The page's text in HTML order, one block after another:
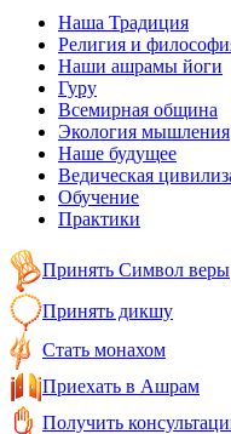
Наша Традиция
Религия и
Наши ашрамы йоги
Гуру
Всемирная община
Экология мышления
Наше будущее
Ведическая
Обучение
Практики
Принять Символ веры
Принять дикшу
Стать монахом
Приехать в Ашрам
Получить